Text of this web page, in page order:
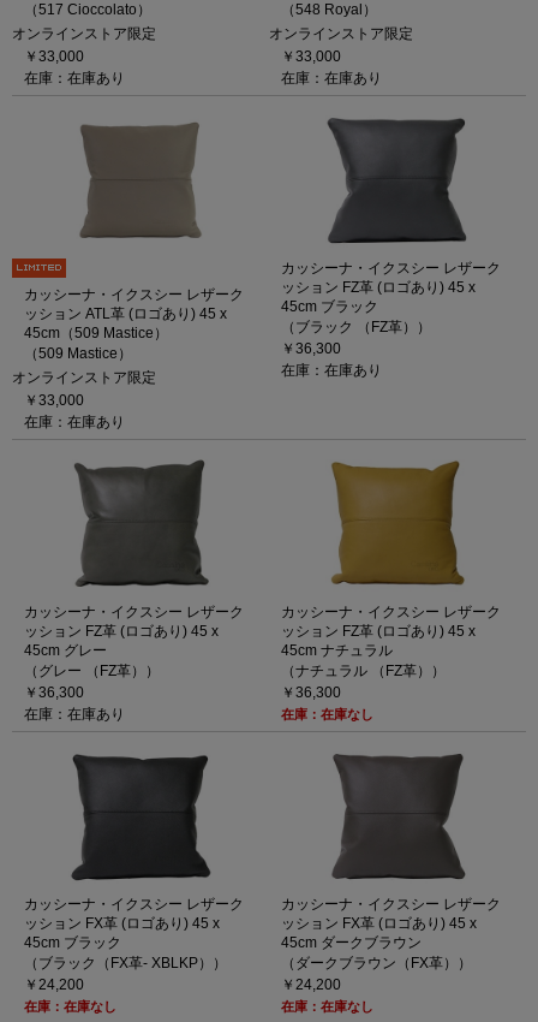
（517 Cioccolato）
オンラインストア限定
￥33,000
在庫：在庫あり
（548 Royal）
オンラインストア限定
￥33,000
在庫：在庫あり
カッシーナ・イクスシー レザーク
ッション ATL革 (ロゴあり) 45 x
45cm（509 Mastice）
（509 Mastice）
オンラインストア限定
￥33,000
在庫：在庫あり
カッシーナ・イクスシー レザーク
ッション FZ革 (ロゴあり) 45 x
45cm ブラック
（ブラック （FZ革））
￥36,300
在庫：在庫あり
カッシーナ・イクスシー レザーク
ッション FZ革 (ロゴあり) 45 x
45cm グレー
（グレー （FZ革））
￥36,300
在庫：在庫あり
カッシーナ・イクスシー レザーク
ッション FZ革 (ロゴあり) 45 x
45cm ナチュラル
（ナチュラル （FZ革））
￥36,300
在庫：在庫なし
カッシーナ・イクスシー レザーク
ッション FX革 (ロゴあり) 45 x
45cm ブラック
（ブラック（FX革- XBLKP））
￥24,200
在庫：在庫なし
カッシーナ・イクスシー レザーク
ッション FX革 (ロゴあり) 45 x
45cm ダークブラウン
（ダークブラウン（FX革））
￥24,200
在庫：在庫なし